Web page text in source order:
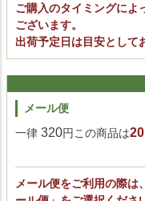
ご購入のタイミングによ
ございます。
出荷予定日は目安として
メール便
一律 320円この商品は
メール便をご利用の際は